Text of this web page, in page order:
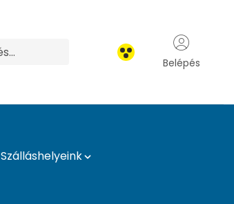
Belépés
Szálláshelyeink